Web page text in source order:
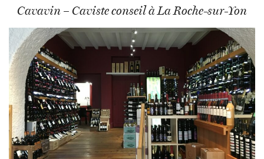
Cavavin – Caviste conseil à La Roche-sur-Yon